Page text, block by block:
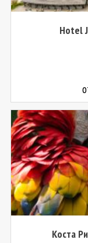
Hotel
Коста